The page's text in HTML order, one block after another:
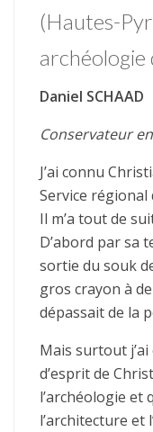
(Hautes-
Daniel SCHAAD
Conservateur
J’ai connu
Service régional
Il m’a tout de
D’abord par sa
sortie du souk
gros crayon à
dépassait de la
Mais surtout
d’esprit de
l’archéologie et
l’architecture et